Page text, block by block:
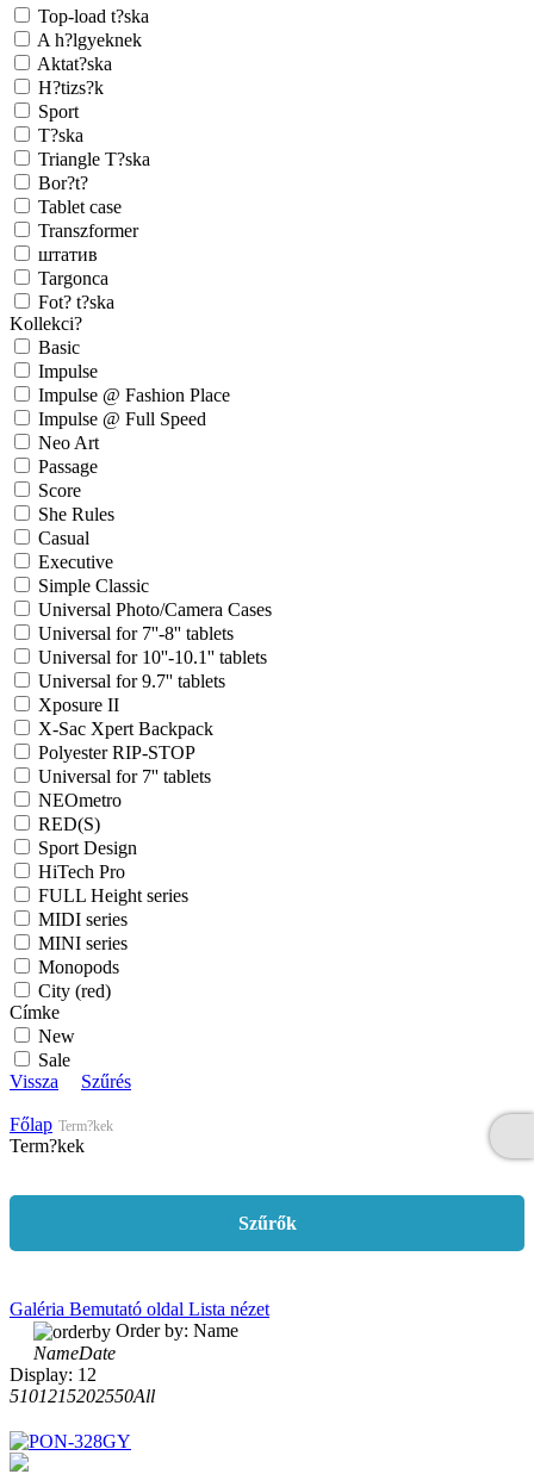
Top-load t?ska
A h?lgyeknek
Aktat?ska
H?tizs?k
Sport
T?ska
Triangle T?ska
Bor?t?
Tablet case
Transzformer
штатив
Targonca
Fot? t?ska
Kollekci?
Basic
Impulse
Impulse @ Fashion Place
Impulse @ Full Speed
Neo Art
Passage
Score
She Rules
Casual
Executive
Simple Classic
Universal Photo/Camera Cases
Universal for 7''-8'' tablets
Universal for 10''-10.1'' tablets
Universal for 9.7'' tablets
Xposure II
X-Sac Xpert Backpack
Polyester RIP-STOP
Universal for 7'' tablets
NEOmetro
RED(S)
Sport Design
HiTech Pro
FULL Height series
MIDI series
MINI series
Monopods
City (red)
Címke
New
Sale
Vissza
Szűrés
Főlap Term?kek
Term?kek
Szűrők
Galéria Bemutató oldal Lista nézet
Order by: Name
NameDate
Display: 12
5101215202550All